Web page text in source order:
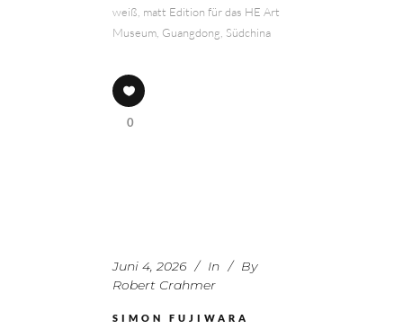
weiß, matt Edition für das HE Art
Museum, Guangdong, Südchina
0
Juni 4, 2026 In
By
Robert Crahmer
SIMON FUJIWARA